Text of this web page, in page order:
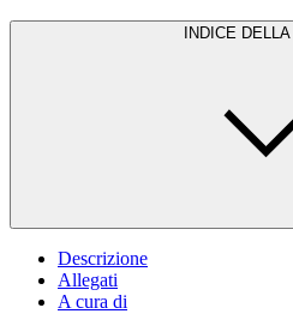
INDICE
Descrizione
Allegati
A cura di